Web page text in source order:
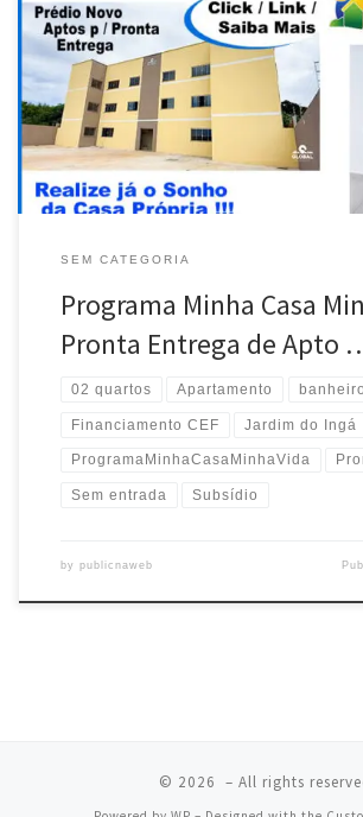
Programa Minha Casa Minha Vida , Pronta
Quartos , JD. Ingá – Luziânia / GO Entrega
de 02 Quartos , Sem Entrada e com Subsídio ,
GO Apartamento de 02 Quartos,
facilitada e Subsídio […]
SEM CATEGORIA
Programa Minha Casa
Pronta Entrega de Apto
02 quartos Apartamento banheiro
Financiamento CEF Jardim do Ingá
ProgramaMinhaCasaMinhaVida
Sem entrada Subsídio
by publicnaweb
© 2026 – All rights